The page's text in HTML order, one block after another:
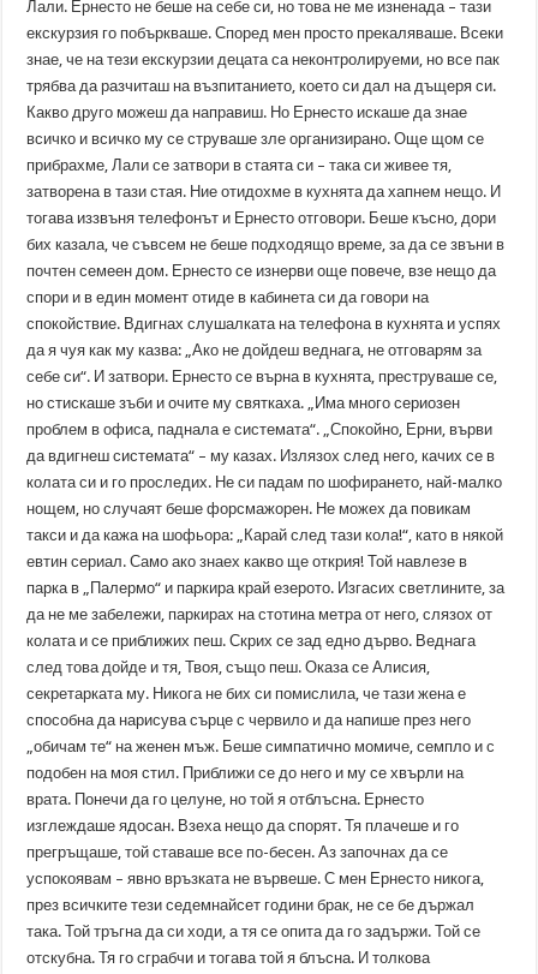
Лали. Ернесто не беше на себе си, но това не ме изненада – тази
екскурзия го побъркваше. Според мен просто прекаляваше. Всеки
знае, че на тези екскурзии децата са неконтролируеми, но все пак
трябва да разчиташ на възпитанието, което си дал на дъщеря си.
Какво друго можеш да направиш. Но Ернесто искаше да знае
всичко и всичко му се струваше зле организирано. Още щом се
прибрахме, Лали се затвори в стаята си – така си живее тя,
затворена в тази стая. Ние отидохме в кухнята да хапнем нещо. И
тогава иззвъня телефонът и Ернесто отговори. Беше късно, дори
бих казала, че съвсем не беше подходящо време, за да се звъни в
почтен семеен дом. Ернесто се изнерви още повече, взе нещо да
спори и в един момент отиде в кабинета си да говори на
спокойствие. Вдигнах слушалката на телефона в кухнята и успях
да я чуя как му казва: „Ако не дойдеш веднага, не отговарям за
себе си“. И затвори. Ернесто се върна в кухнята, преструваше се,
но стискаше зъби и очите му святкаха. „Има много сериозен
проблем в офиса, паднала е системата“. „Спокойно, Ерни, върви
да вдигнеш системата“ – му казах. Излязох след него, качих се в
колата си и го проследих. Не си падам по шофирането, най-малко
нощем, но случаят беше форсмажорен. Не можех да повикам
такси и да кажа на шофьора: „Карай след тази кола!“, като в някой
евтин сериал. Само ако знаех какво ще открия! Той навлезе в
парка в „Палермо“ и паркира край езерото. Изгасих светлините, за
да не ме забележи, паркирах на стотина метра от него, слязох от
колата и се приближих пеш. Скрих се зад едно дърво. Веднага
след това дойде и тя, Твоя, също пеш. Оказа се Алисия,
секретарката му. Никога не бих си помислила, че тази жена е
способна да нарисува сърце с червило и да напише през него
„обичам те“ на женен мъж. Беше симпатично момиче, семпло и с
подобен на моя стил. Приближи се до него и му се хвърли на
врата. Понечи да го целуне, но той я отблъсна. Ернесто
изглеждаше ядосан. Взеха нещо да спорят. Тя плачеше и го
прегръщаше, той ставаше все по-бесен. Аз започнах да се
успокоявам – явно връзката не вървеше. С мен Ернесто никога,
през всичките тези седемнайсет години брак, не се бе държал
така. Той тръгна да си ходи, а тя се опита да го задържи. Той се
отскубна. Тя го сграбчи и тогава той я блъсна. И толкова